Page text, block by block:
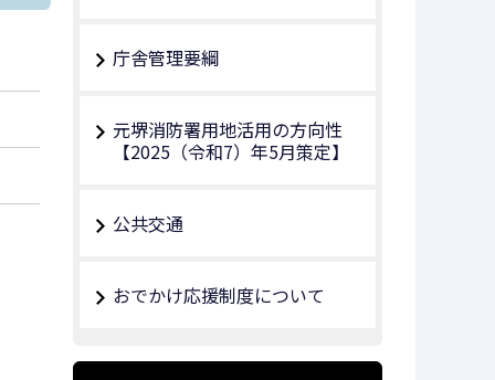
庁舎管理要綱
元堺消防署用地活用の方向性
【2025（令和7）年5月策定】
公共交通
おでかけ応援制度について